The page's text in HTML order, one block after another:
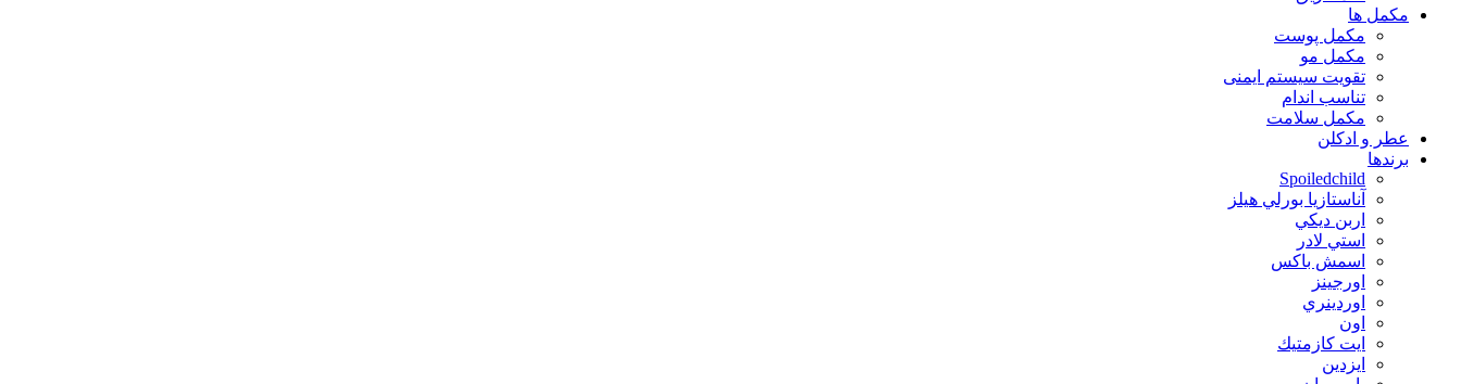
مكمل ها
مکمل پوست
مکمل مو
تقویت سیستم ایمنی
تناسب اندام
مکمل سلامت
عطر و ادکلن
برندها
Spoiledchild
آناستازيا بورلي هيلز
اربن ديكي
استي لادر
اسمش باكس
اورجينز
اوردينري
اون
ايت كازمتيك
ايزدين